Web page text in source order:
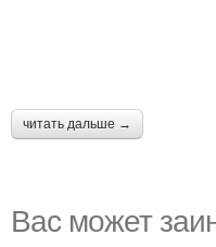
читать дальше →
Вас может